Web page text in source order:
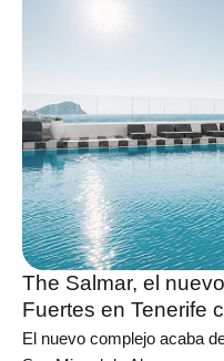
The Salmar, el
El nuevo complejo acaba